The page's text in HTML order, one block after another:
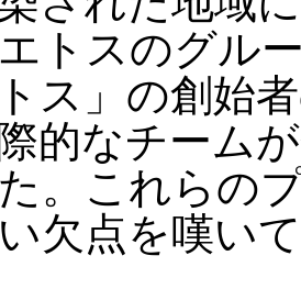
トスのグル
ス」の創始
的なチーム
。これらの
欠点を嘆い